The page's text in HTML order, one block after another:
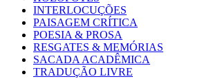
INTERLOCUÇÕES
PAISAGEM CRÍTICA
POESIA & PROSA
RESGATES & MEMÓRIAS
SACADA ACADÊMICA
TRADUÇÃO LIVRE